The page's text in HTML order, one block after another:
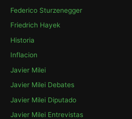
Federico Sturzenegger
Friedrich Hayek
Historia
Inflacion
Javier Milei
Javier Milei Debates
Javier Milei Diputado
Javier Milei Entrevistas